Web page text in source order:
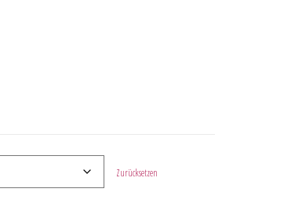
Zurücksetzen